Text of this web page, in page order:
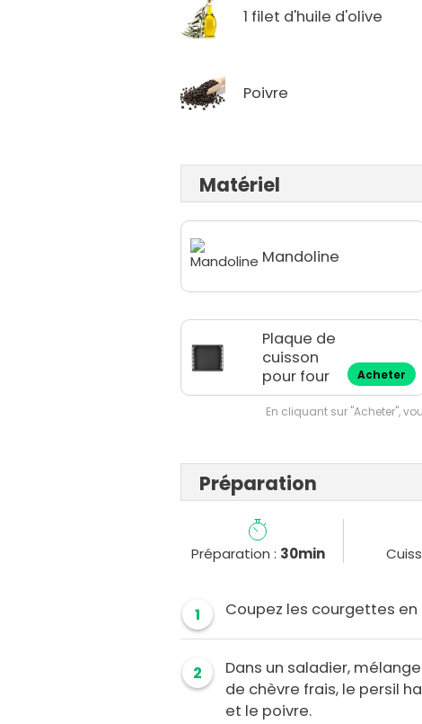
1 filet d'huile d'olive
Poivre
Matériel
Mandoline
Plaque de
cuisson
pour four
Acheter
En cliquant sur "Acheter",
Préparation
Préparation : 30min
1 Coupez les courgettes en
2
Dans un saladier,
de chèvre frais, le persil
et le poivre.